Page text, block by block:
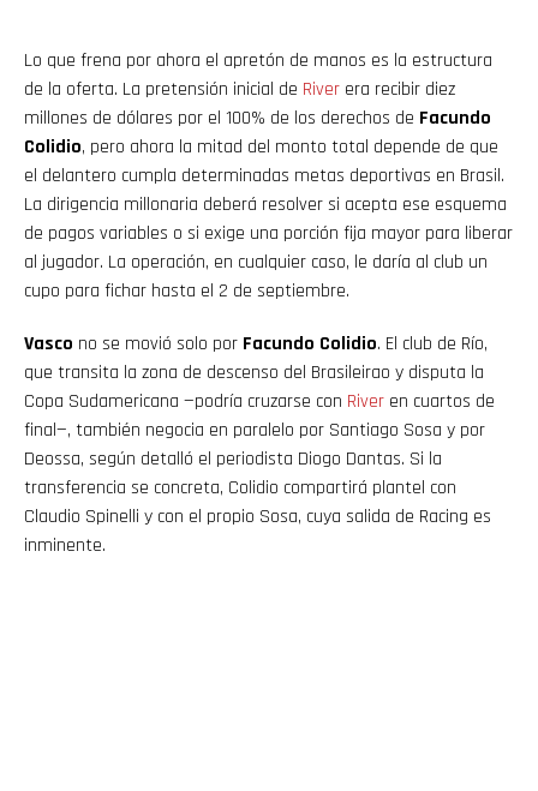
Lo que frena por ahora el apretón de manos es la estructura
de la oferta. La pretensión inicial de River era recibir diez
millones de dólares por el 100% de los derechos de Facundo
Colidio, pero ahora la mitad del monto total depende de que
el delantero cumpla determinadas metas deportivas en Brasil.
La dirigencia millonaria deberá resolver si acepta ese esquema
de pagos variables o si exige una porción fija mayor para liberar
al jugador. La operación, en cualquier caso, le daría al club un
cupo para fichar hasta el 2 de septiembre.
Vasco no se movió solo por Facundo Colidio. El club de Río,
que transita la zona de descenso del Brasileirao y disputa la
Copa Sudamericana —podría cruzarse con River en cuartos de
final—, también negocia en paralelo por Santiago Sosa y por
Deossa, según detalló el periodista Diogo Dantas. Si la
transferencia se concreta, Colidio compartirá plantel con
Claudio Spinelli y con el propio Sosa, cuya salida de Racing es
inminente.